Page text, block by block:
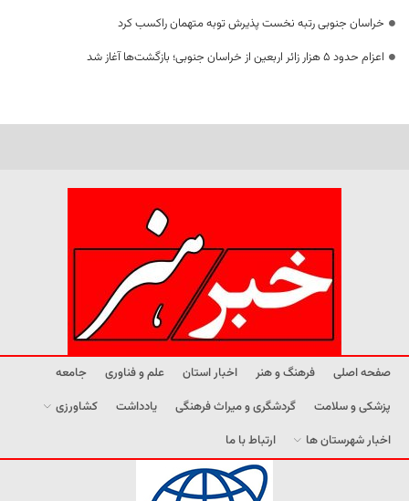
خراسان جنوبی رتبه نخست پذیرش توبه متهمان راکسب کرد
اعزام حدود 5 هزار زائر اربعین از خراسان جنوبی؛ بازگشت‌ها آغاز شد
صفحه اصلی فرهنگ و هنر اخبار استان علم و فناوری
جامعه
پزشکی و سلامت
گردشگری و میراث فرهنگی یادداشت
کشاورزی
اخبار شهرستان ها
ارتباط با ما